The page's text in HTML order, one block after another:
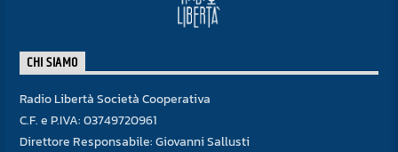
CHI SIAMO
Radio Libertà Società Cooperativa
C.F. e P.IVA: 03749720961
Direttore Responsabile: Giovanni Sallusti